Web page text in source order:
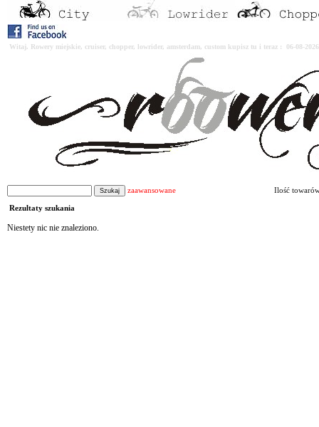
Witaj. Rowery miejskie, cruiser, chopper, lowrider, amsterdam, custom kupisz tu i teraz : 06-08-
zaawansowane Ilość
Rezultaty szukania
Niestety nic nie znaleziono.